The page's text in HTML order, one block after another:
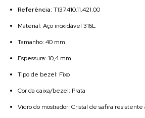
Referência: T137.410.11.421.00
Material: Aço inoxidável 316L
Tamanho: 40 mm
Espessura: 10,4 mm
Tipo de bezel: Fixo
Cor da caixa/bezel: Prata
Vidro do mostrador: Cristal de safira resistente